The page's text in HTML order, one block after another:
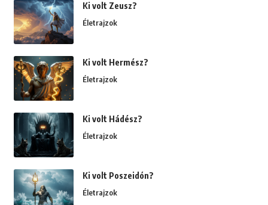
Ki volt Zeusz?
Életrajzok
Ki volt Hermész?
Életrajzok
Ki volt Hádész?
Életrajzok
Ki volt Poszeidón?
Életrajzok